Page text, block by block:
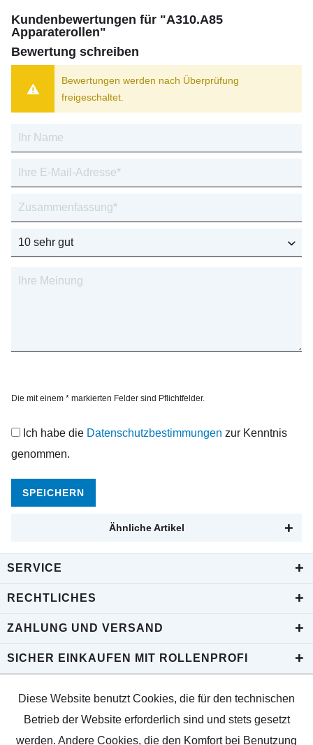
Kundenbewertungen für "A310.A85
Apparaterollen"
Bewertung schreiben
Bewertungen werden nach Überprüfung
freigeschaltet.
Die mit einem * markierten Felder sind Pflichtfelder.
Ich habe die Datenschutzbestimmungen zur Kenntnis
genommen.
SPEICHERN
Ähnliche Artikel
SERVICE
RECHTLICHES
ZAHLUNG UND VERSAND
SICHER EINKAUFEN MIT ROLLENPROFI
Diese Website benutzt Cookies, die für den technischen
Betrieb der Website erforderlich sind und stets gesetzt
werden. Andere Cookies, die den Komfort bei Benutzung